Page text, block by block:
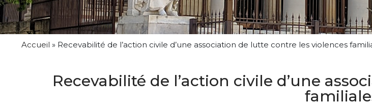
Accueil » Recevabilité de l’action civile d’une association de lutte contre les violences
Recevabilité de l’action civile d’une